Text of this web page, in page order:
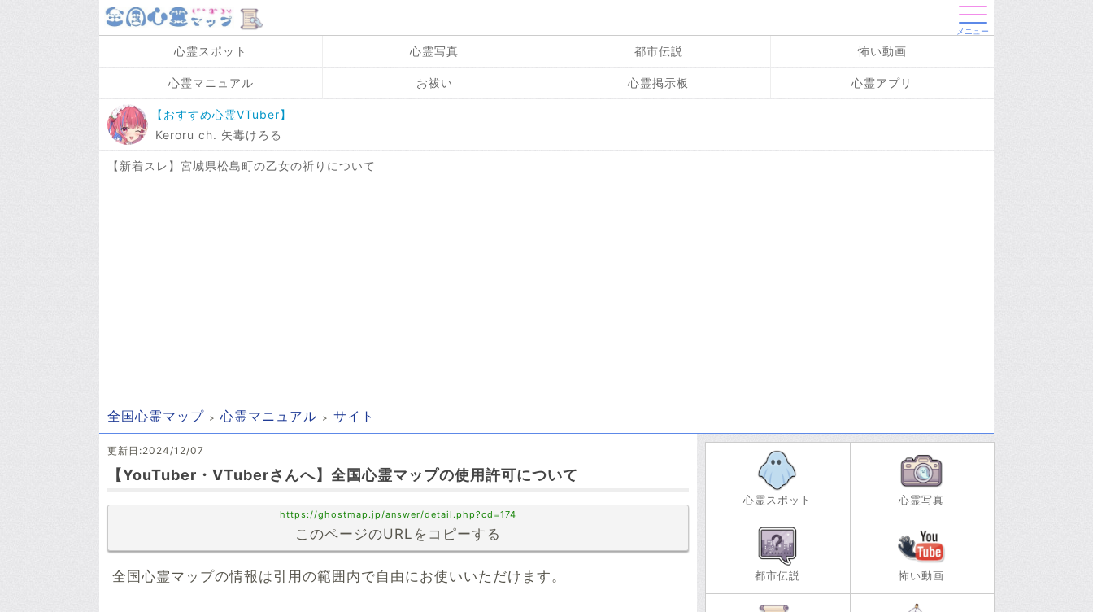
メニュー
心霊スポット 心霊写真 都市伝説 怖い動画
心霊マニュアル お祓い 心霊掲示板 心霊アプリ
【おすすめ心霊VTuber】
Keroru ch. 矢毒けろる
【新着スレ】宮城県松島町の乙女の祈りについて
全国心霊マップ 心霊マニュアル サイト
更新日:2024/12/07
【YouTuber・VTuberさんへ】全国心霊マップの使用許可について
https://ghostmap.jp/answer/detail.php?cd=174
このページのURLをコピーする
全国心霊マップの情報は引用の範囲内で自由にお使いいただけます。
心霊スポット 心霊写真
都市伝説 怖い動画